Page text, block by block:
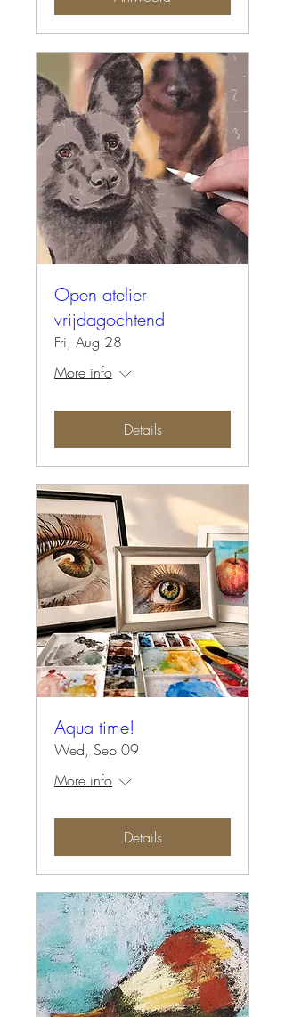
Open atelier
vrijdagochtend
Fri, Aug 28
More info
Details
Aqua time!
Wed, Sep 09
More info
Details